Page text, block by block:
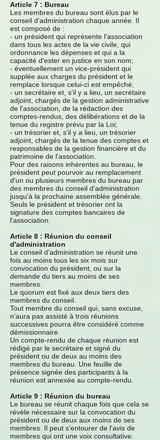
Article 7 : Bureau
Les membres du bureau sont élus par le
conseil d'administration chaque année. Il
est composé de :
- un président qui représente l'association
dans tous les actes de la vie civile, qui
ordonnance les dépenses et qui a la
capacité d'ester en justice en son nom;
- éventuellement un vice-président qui
supplée aux charges du président et le
remplace lorsque celui-ci est empêché;
- un secrétaire et, s'il y a lieu, un secrétaire
adjoint, chargés de la gestion administrative
de l'association, de la rédaction des
comptes-rendus, des délibérations et de la
tenue du registre prévu par la Loi;
- un trésorier et, s'il y a lieu, un trésorier
adjoint, chargés de la tenue des comptes et
responsables de la gestion financière et du
patrimoine de l'association.
Pour des raisons inhérentes au bureau, le
président peut pourvoir au remplacement
d'un ou plusieurs membres du bureau par
des membres du conseil d'administration
jusqu'à la prochaine assemblée générale.
Seuls le président et trésorier ont la
signature des comptes bancaires de
l'association.
Article 8 : Réunion du conseil
d'administration
Le conseil d'administration se réunit une
fois au moins tous les six mois sur
convocation du président, ou sur la
demande du tiers au moins de ses
membres.
Le quorum est fixé aux deux tiers des
membres du conseil.
Tout membre du conseil qui, sans excuse,
n'aura pas assisté à trois réunions
successives pourra être considéré comme
démissionnaire.
Un compte-rendu de chaque réunion est
rédigé par le secrétaire et signé du
président ou de deux au moins des
membres du bureau. Une feuille de
présence signée des participants à la
réunion est annexée au compte-rendu.
Article 9 : Réunion du bureau
Le bureau se réunit chaque fois que cela se
révèle nécessaire sur la convocation du
président ou de deux aux moins de ses
membres. Il peut s'entourer de l'avis de
membres qui ont une voix consultative.